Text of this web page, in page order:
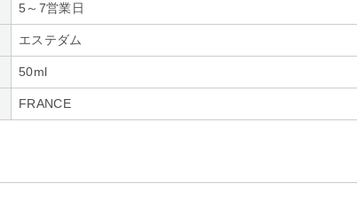
5～7営業日
エステダム
50ml
FRANCE